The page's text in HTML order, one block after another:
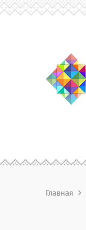
Главная